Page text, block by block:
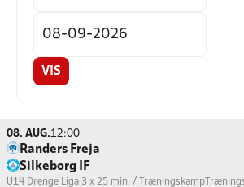
VIS
08. AUG.12:00
Randers Freja
Silkeborg IF
U14 Drenge Liga 3 x 25 min. / Træningskamp